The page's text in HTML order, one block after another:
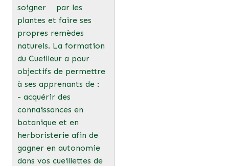
soigner par les
plantes et faire ses
propres remèdes
naturels. La formation
du Cueilleur a pour
objectifs de permettre
à ses apprenants de :
- acquérir des
connaissances en
botanique et en
herboristerie afin de
gagner en autonomie
dans vos cueillettes de